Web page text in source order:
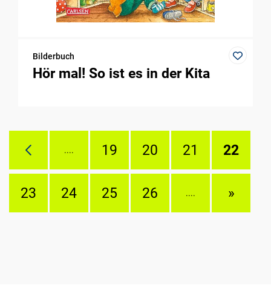
Bilderbuch
Hör mal! So ist es in der Kita
.... 19 20 21 22
23 24 25 26 .... »